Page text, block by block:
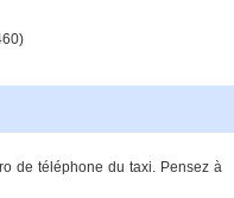
de téléphone du taxi. Pensez à